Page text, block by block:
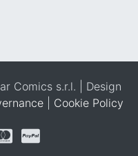
Comics s.r.l. | Design
Cookie Policy